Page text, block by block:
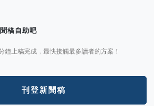
稿自助吧
鐘上稿完成，最快接觸最多讀者的方案！
刊登新聞稿